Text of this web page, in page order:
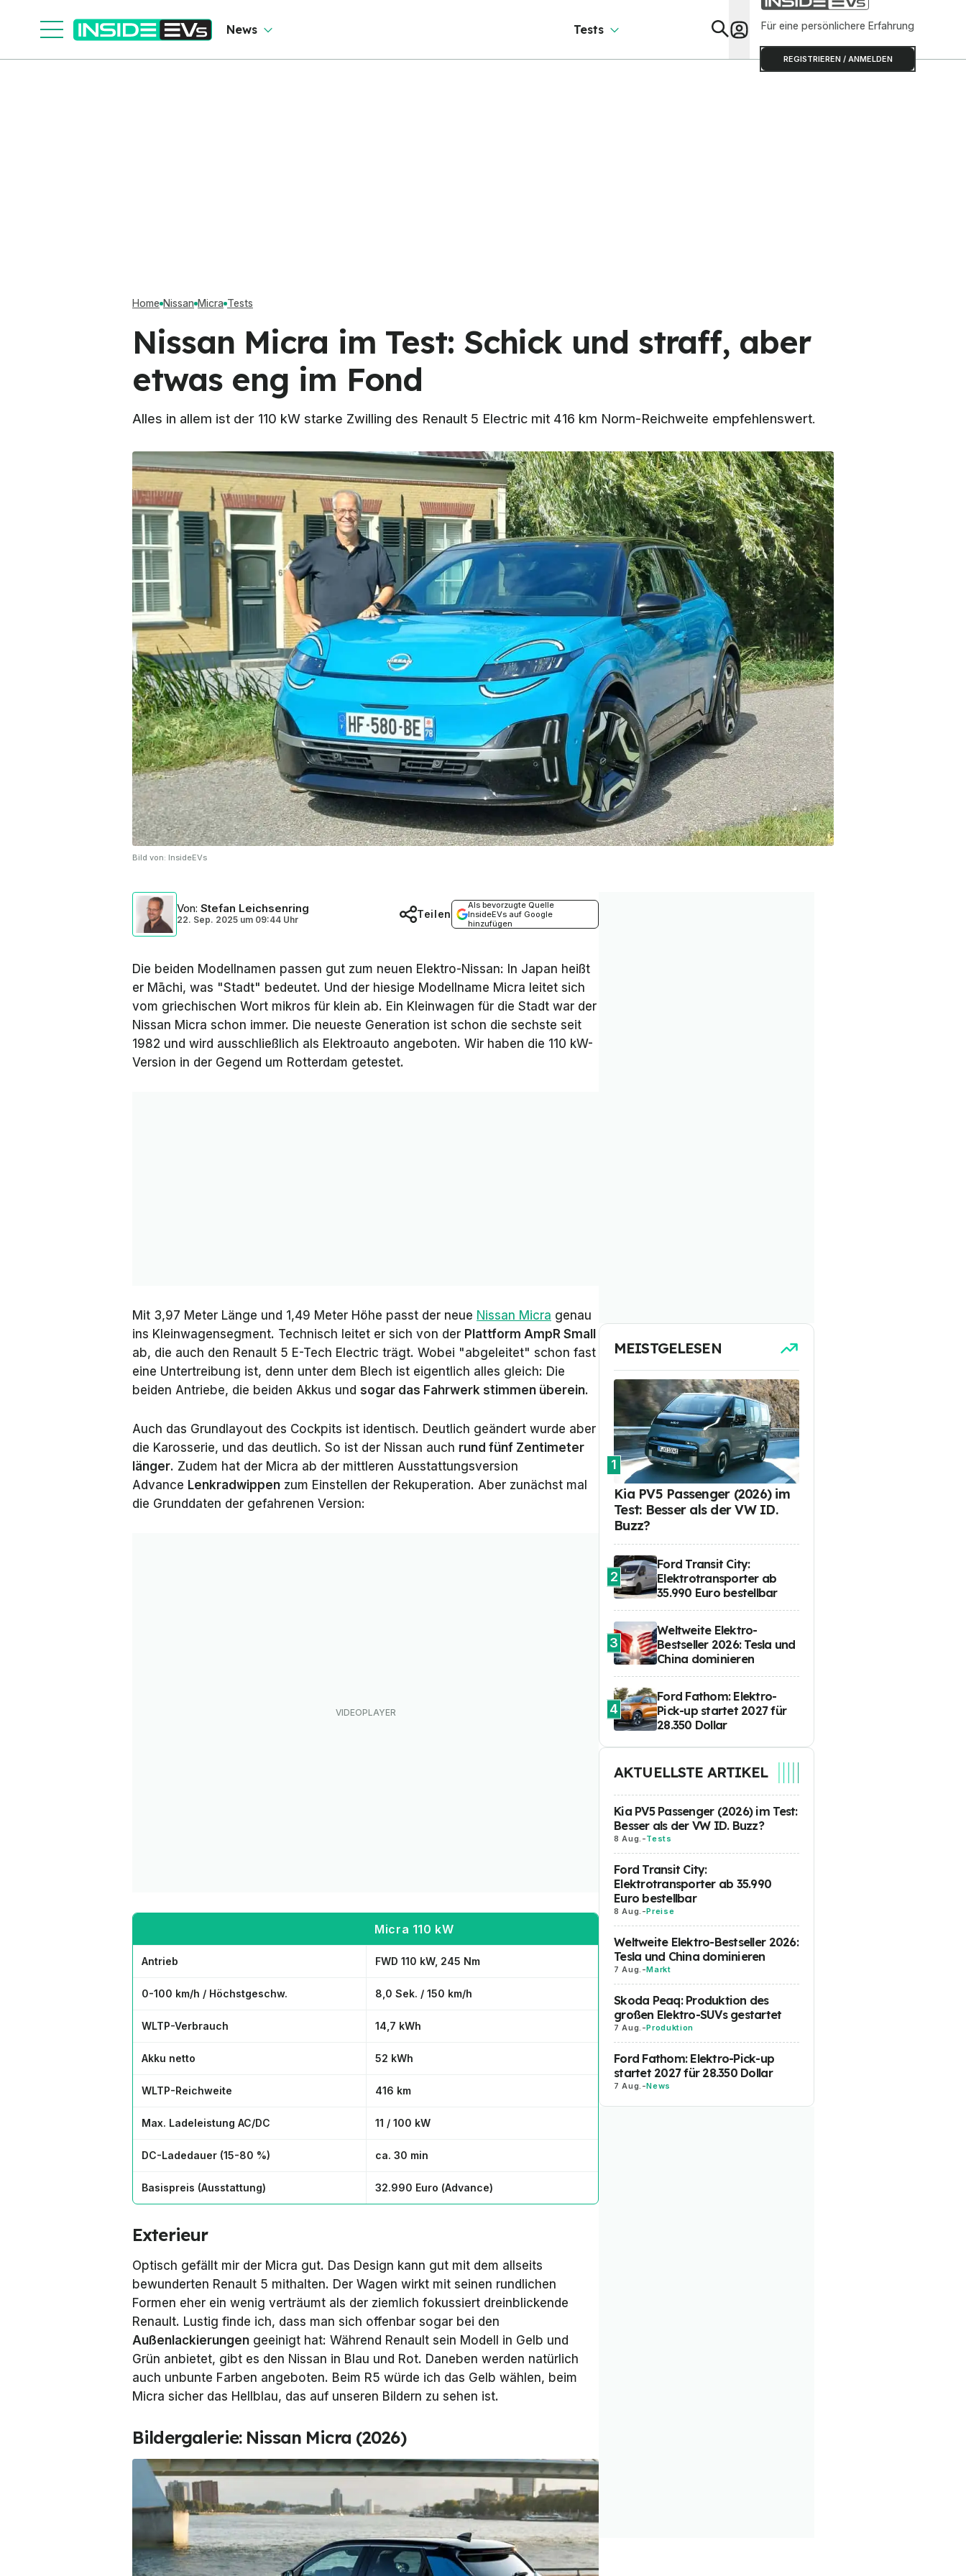
News Tests Für eine persönlichere Erfahrung
REGISTRIEREN / ANMELDEN
Home Nissan Micra Tests
Nissan Micra im Test: Schick und straff, aber
etwas eng im Fond
Alles in allem ist der 110 kW starke Zwilling des Renault 5 Electric mit 416 km Norm-Reichweite empfehlenswert.
Bild von: InsideEVs
Von: Stefan Leichsenring
22. Sep. 2025 um 09:44 Uhr
Als bevorzugte Quelle
InsideEVs auf Google
hinzufügen
Teilen
Die beiden Modellnamen passen gut zum neuen Elektro-Nissan: In Japan heißt
er Māchi, was "Stadt" bedeutet. Und der hiesige Modellname Micra leitet sich
vom griechischen Wort mikros für klein ab. Ein Kleinwagen für die Stadt war der
Nissan Micra schon immer. Die neueste Generation ist schon die sechste seit
1982 und wird ausschließlich als Elektroauto angeboten. Wir haben die 110 kW-
Version in der Gegend um Rotterdam getestet.
Mit 3,97 Meter Länge und 1,49 Meter Höhe passt der neue Nissan Micra genau
ins Kleinwagensegment. Technisch leitet er sich von der Plattform AmpR Small
ab, die auch den Renault 5 E-Tech Electric trägt. Wobei "abgeleitet" schon fast
eine Untertreibung ist, denn unter dem Blech ist eigentlich alles gleich: Die
beiden Antriebe, die beiden Akkus und sogar das Fahrwerk stimmen überein.
Auch das Grundlayout des Cockpits ist identisch. Deutlich geändert wurde aber
die Karosserie, und das deutlich. So ist der Nissan auch rund fünf Zentimeter
länger. Zudem hat der Micra ab der mittleren Ausstattungsversion
Advance Lenkradwippen zum Einstellen der Rekuperation. Aber zunächst mal
die Grunddaten der gefahrenen Version:
Micra 110 kW
Antrieb FWD 110 kW, 245 Nm
0-100 km/h / Höchstgeschw. 8,0 Sek. / 150 km/h
WLTP-Verbrauch 14,7 kWh
Akku netto 52 kWh
WLTP-Reichweite 416 km
Max. Ladeleistung AC/DC 11 / 100 kW
DC-Ladedauer (15-80 %) ca. 30 min
Basispreis (Ausstattung) 32.990 Euro (Advance)
Exterieur
Optisch gefällt mir der Micra gut. Das Design kann gut mit dem allseits
bewunderten Renault 5 mithalten. Der Wagen wirkt mit seinen rundlichen
Formen eher ein wenig verträumt als der ziemlich fokussiert dreinblickende
Renault. Lustig finde ich, dass man sich offenbar sogar bei den
Außenlackierungen geeinigt hat: Während Renault sein Modell in Gelb und
Grün anbietet, gibt es den Nissan in Blau und Rot. Daneben werden natürlich
auch unbunte Farben angeboten. Beim R5 würde ich das Gelb wählen, beim
Micra sicher das Hellblau, das auf unseren Bildern zu sehen ist.
Bildergalerie: Nissan Micra (2026)
MEISTGELESEN
1
Kia PV5 Passenger (2026) im
Test: Besser als der VW ID.
Buzz?
2
Ford Transit City:
Elektrotransporter ab
35.990 Euro bestellbar
3
Weltweite Elektro-
Bestseller 2026: Tesla und
China dominieren
4
Ford Fathom: Elektro-
Pick-up startet 2027 für
28.350 Dollar
AKTUELLSTE ARTIKEL
Kia PV5 Passenger (2026) im Test:
Besser als der VW ID. Buzz?
8 Aug. -Tests
Ford Transit City:
Elektrotransporter ab 35.990
Euro bestellbar
8 Aug. -Preise
Weltweite Elektro-Bestseller 2026:
Tesla und China dominieren
7 Aug. -Markt
Skoda Peaq: Produktion des
großen Elektro-SUVs gestartet
7 Aug. -Produktion
Ford Fathom: Elektro-Pick-up
startet 2027 für 28.350 Dollar
7 Aug. -News